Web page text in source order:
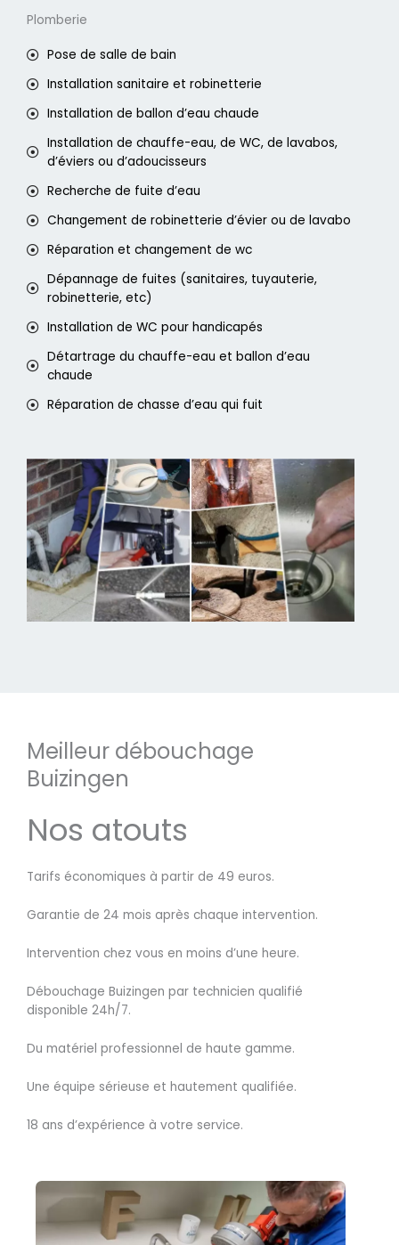
Plomberie
Pose de salle de bain
Installation sanitaire et robinetterie
Installation de ballon d’eau chaude
Installation de chauffe-eau, de WC, de lavabos,
d’éviers ou d’adoucisseurs
Recherche de fuite d’eau
Changement de robinetterie d’évier ou de lavabo
Réparation et changement de wc
Dépannage de fuites (sanitaires, tuyauterie,
robinetterie, etc)
Installation de WC pour handicapés
Détartrage du chauffe-eau et ballon d’eau
chaude
Réparation de chasse d’eau qui fuit
Meilleur débouchage
Buizingen
Nos atouts
Tarifs économiques à partir de 49 euros.
Garantie de 24 mois après chaque intervention.
Intervention chez vous en moins d’une heure.
Débouchage Buizingen par technicien qualifié
disponible 24h/7.
Du matériel professionnel de haute gamme.
Une équipe sérieuse et hautement qualifiée.
18 ans d’expérience à votre service.